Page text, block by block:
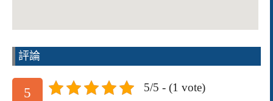
評論
5 5/5 - (1 vote)